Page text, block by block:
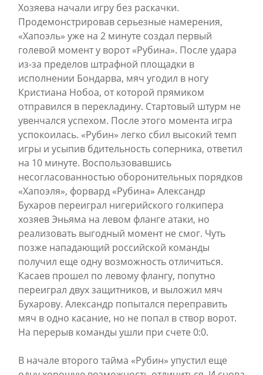
Хозяева начали игру без раскачки.
Продемонстрировав серьезные намерения,
«Хапоэль» уже на 2 минуте создал первый
голевой момент у ворот «Рубина». После удара
из-за пределов штрафной площадки в
исполнении Бондарва, мяч угодил в ногу
Кристиана Нобоа, от которой прямиком
отправился в перекладину. Стартовый штурм не
увенчался успехом. После этого момента игра
успокоилась. «Рубин» легко сбил высокий темп
игры и усыпив бдительность соперника, ответил
на 10 минуте. Воспользовавшись
несогласованностью оборонительных порядков
«Хапоэля», форвард «Рубина» Александр
Бухаров переиграл нигерийского голкипера
хозяев Эньяма на левом фланге атаки, но
реализовать выгодный момент не смог. Чуть
позже нападающий российской команды
получил еще одну возможность отличиться.
Касаев прошел по левому флангу, попутно
переиграл двух защитников, и выложил мяч
Бухарову. Александр попытался переправить
мяч в одно касание, но не попал в створ ворот.
На перерыв команды ушли при счете 0:0.
В начале второго тайма «Рубин» упустил еще